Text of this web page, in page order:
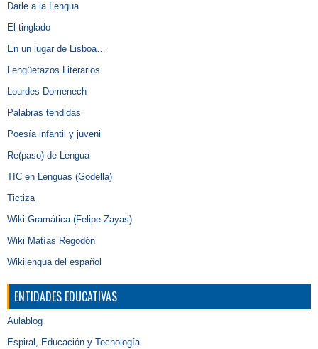
Darle a la Lengua
El tinglado
En un lugar de Lisboa…
Lengüetazos Literarios
Lourdes Domenech
Palabras tendidas
Poesía infantil y juveni
Re(paso) de Lengua
TIC en Lenguas (Godella)
Tictiza
Wiki Gramática (Felipe Zayas)
Wiki Matías Regodón
Wikilengua del español
ENTIDADES EDUCATIVAS
Aulablog
Espiral, Educación y Tecnología